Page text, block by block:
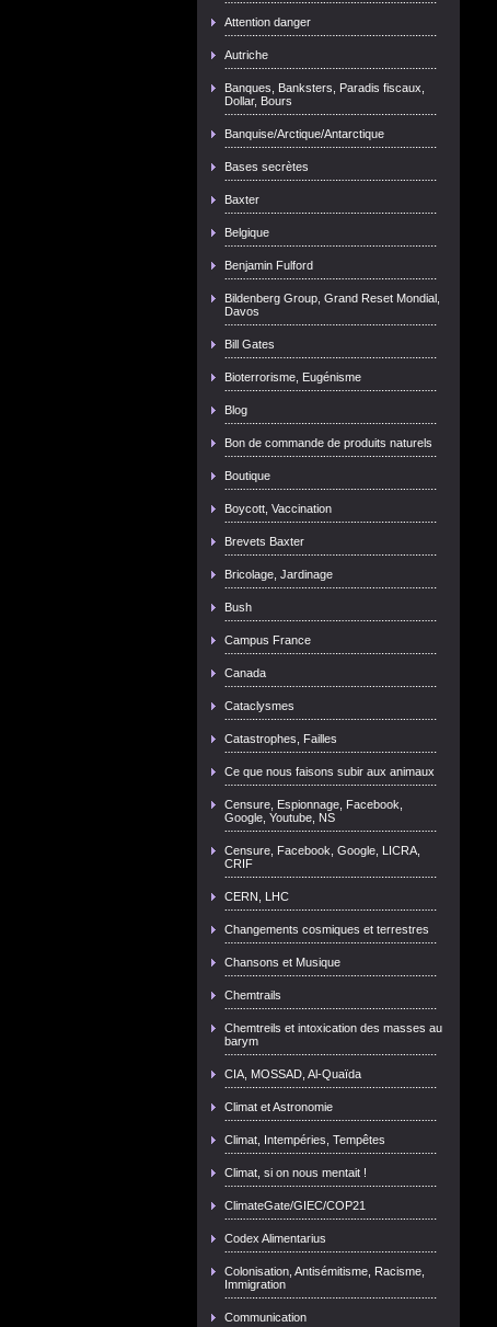
Attention danger
Autriche
Banques, Banksters, Paradis fiscaux,
Dollar, Bours
Banquise/Arctique/Antarctique
Bases secrètes
Baxter
Belgique
Benjamin Fulford
Bildenberg Group, Grand Reset Mondial,
Davos
Bill Gates
Bioterrorisme, Eugénisme
Blog
Bon de commande de produits naturels
Boutique
Boycott, Vaccination
Brevets Baxter
Bricolage, Jardinage
Bush
Campus France
Canada
Cataclysmes
Catastrophes, Failles
Ce que nous faisons subir aux animaux
Censure, Espionnage, Facebook,
Google, Youtube, NS
Censure, Facebook, Google, LICRA,
CRIF
CERN, LHC
Changements cosmiques et terrestres
Chansons et Musique
Chemtrails
Chemtreils et intoxication des masses au
barym
CIA, MOSSAD, Al-Quaïda
Climat et Astronomie
Climat, Intempéries, Tempêtes
Climat, si on nous mentait !
ClimateGate/GIEC/COP21
Codex Alimentarius
Colonisation, Antisémitisme, Racisme,
Immigration
Communication